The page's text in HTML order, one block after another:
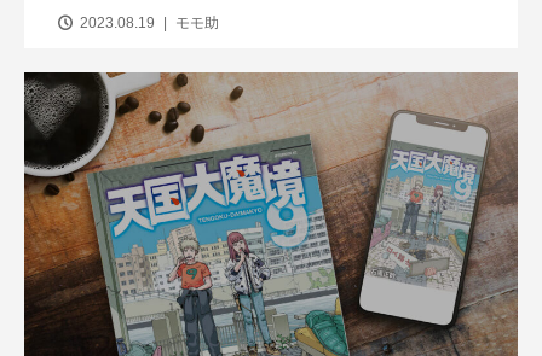
2023.08.19 モモ助